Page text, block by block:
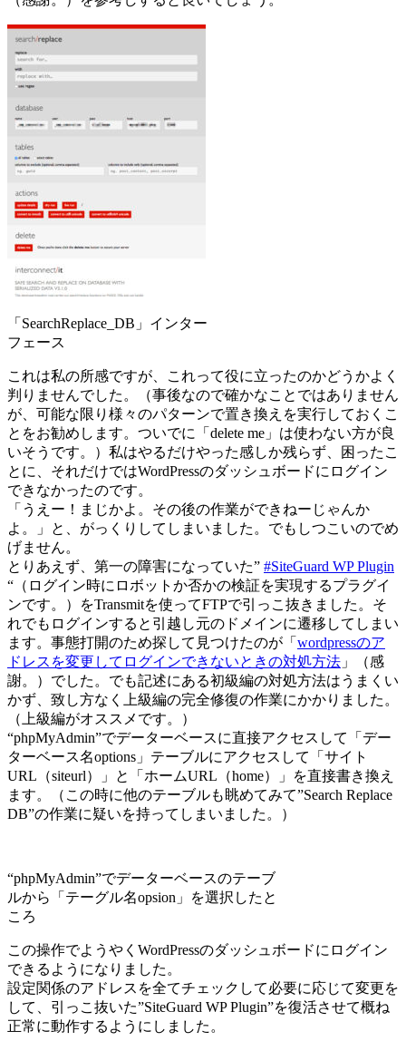
「SearchReplace_DB」インター
フェース
これは私の所感ですが、これって役に立ったのかどうかよく
判りませんでした。（事後なので確かなことではありません
が、可能な限り様々のパターンで置き換えを実行しておくこ
とをお勧めします。ついでに「delete me」は使わない方が良
いそうです。）私はやるだけやった感しか残らず、困ったこ
とに、それだけではWordPressのダッシュボードにログイン
できなかったのです。
「うえー！まじかよ。その後の作業ができねーじゃんか
よ。」と、がっくりしてしまいました。でもしつこいのでめ
げません。
とりあえず、第一の障害になっていた” #SiteGuard WP Plugin
“（ログイン時にロボットか否かの検証を実現するプラグイ
ンです。）をTransmitを使ってFTPで引っこ抜きました。そ
れでもログインすると引越し元のドメインに遷移してしまい
ます。事態打開のため探して見つけたのが「 wordpressのア
ドレスを変更してログインできないときの対処方法 」（感
謝。）でした。でも記述にある初級編の対処方法はうまくい
かず、致し方なく上級編の完全修復の作業にかかりました。
（上級編がオススメです。）
“phpMyAdmin”でデーターベースに直接アクセスして「デー
ターベース名options」テーブルにアクセスして「サイト
URL（siteurl）」と「ホームURL（home）」を直接書き換え
ます。（この時に他のテーブルも眺めてみて”Search Replace
DB”の作業に疑いを持ってしまいました。）
“phpMyAdmin”でデーターベースのテーブ
ルから「テーグル名opsion」を選択したと
ころ
この操作でようやくWordPressのダッシュボードにログイン
できるようになりました。
設定関係のアドレスを全てチェックして必要に応じて変更を
して、引っこ抜いた”SiteGuard WP Plugin”を復活させて概ね
正常に動作するようにしました。